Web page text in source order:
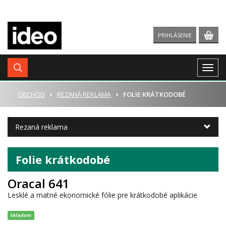
PRIHLÁSENIE
ÚVOD
OBCHOD REZANÁ REKLAMA FOLIE KRÁTKODOBÉ
Rezaná reklama
Folie krátkodobé
Oracal 641
Lesklé a matné ekonomické fólie pre krátkodobé aplikácie
Skladom